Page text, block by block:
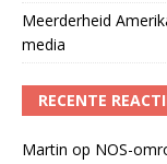
Meerderheid
media
RECENTE
Martin op NOS-